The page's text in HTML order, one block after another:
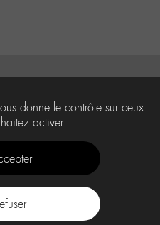
donne le contrôle sur ceux
activer